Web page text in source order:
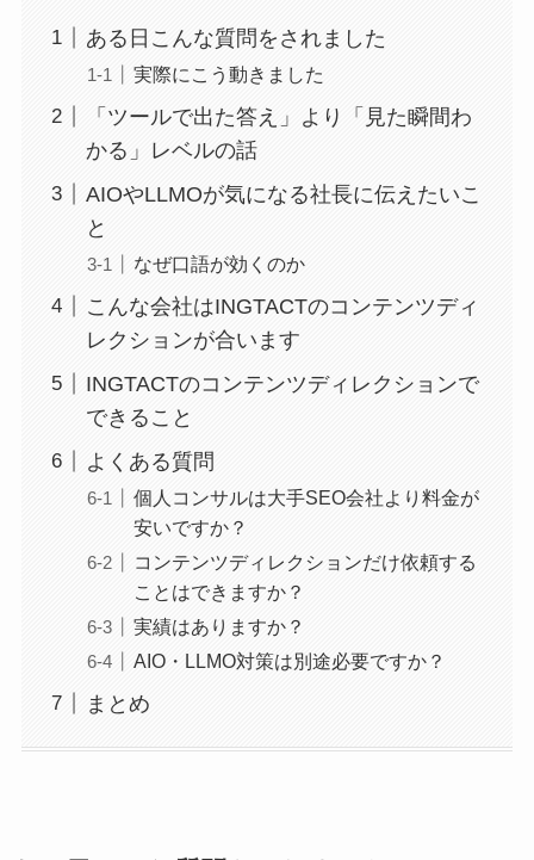
ある日こんな質問をされました
実際にこう動きました
「ツールで出た答え」より「見た瞬間わ
かる」レベルの話
AIOやLLMOが気になる社長に伝えたいこ
と
なぜ口語が効くのか
こんな会社はINGTACTのコンテンツディ
レクションが合います
INGTACTのコンテンツディレクションで
できること
よくある質問
個人コンサルは大手SEO会社より料金が
安いですか？
コンテンツディレクションだけ依頼する
ことはできますか？
実績はありますか？
AIO・LLMO対策は別途必要ですか？
まとめ